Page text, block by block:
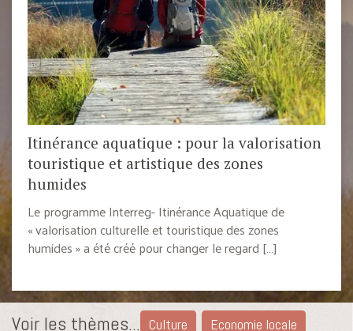
Itinérance aquatique : pour la valorisation
touristique et artistique des zones
humides
Le programme Interreg- Itinérance Aquatique de
« valorisation culturelle et touristique des zones
humides » a été créé pour changer le regard […]
Voir les thèmes... Culture Economie locale